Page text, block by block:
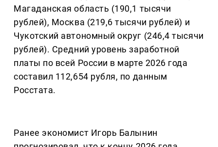
Магаданская область (190,1 тысячи
рублей), Москва (219,6 тысячи рублей) и
Чукотский автономный округ (246,4 тысячи
рублей). Средний уровень заработной
платы по всей России в марте 2026 года
составил 112,654 рубля, по данным
Росстата.
Ранее экономист Игорь Балынин